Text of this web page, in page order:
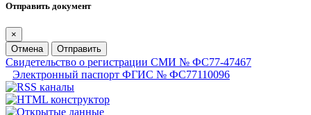
Отправить документ
×
Отмена
Отправить
Свидетельство о регистрации СМИ № ФС77-47467
Электронный паспорт ФГИС № ФС77110096